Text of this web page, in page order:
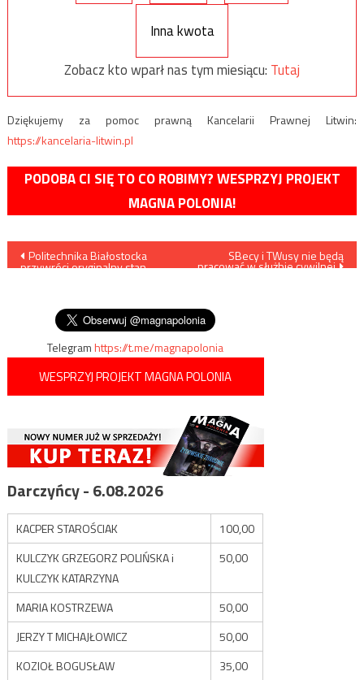
Inna kwota
Zobacz kto wparł nas tym miesiącu: Tutaj
Dziękujemy za pomoc prawną Kancelarii Prawnej Litwin:
https://kancelaria-litwin.pl
PODOBA CI SIĘ TO CO ROBIMY? WESPRZYJ PROJEKT
MAGNA POLONIA!
Nawigacja
Politechnika Białostocka
przywróci oryginalny stan
SBecy i TWusy nie będą
pracować w służbie cywilnej
Telegramhttps://t.me/magnapolonia
WESPRZYJ PROJEKT MAGNA POLONIA
Darczyńcy - 6.08.2026
KACPER STAROŚCIAK
100,00
KULCZYK GRZEGORZ POLIŃSKA i
KULCZYK KATARZYNA
50,00
MARIA KOSTRZEWA
50,00
JERZY T MICHAJŁOWICZ
50,00
KOZIOŁ BOGUSŁAW
35,00